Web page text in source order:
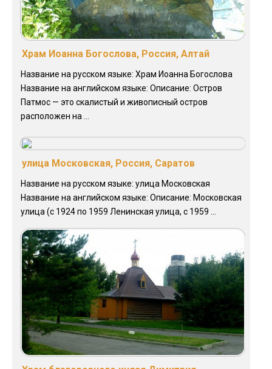
Храм Иоанна Богослова, Россия, Алтай
Название на русском языке: Храм Иоанна Богослова
Название на английском языке: Описание: Остров
Патмос — это скалистый и живописный остров
расположен на ...
улица Московская, Россия, Саратов
Название на русском языке: улица Московская
Название на английском языке: Описание: Московская
улица (с 1924 по 1959 Ленинская улица, с 1959 ...